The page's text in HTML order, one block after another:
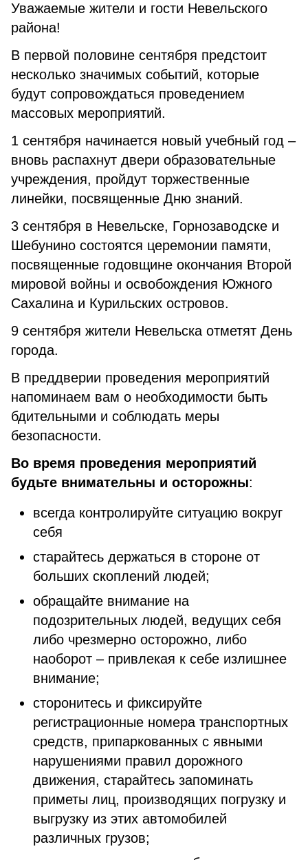
Уважаемые жители и гости Невельского
района!
В первой половине сентября предстоит
несколько значимых событий, которые
будут сопровождаться проведением
массовых мероприятий.
1 сентября начинается новый учебный год –
вновь распахнут двери образовательные
учреждения, пройдут торжественные
линейки, посвященные Дню знаний.
3 сентября в Невельске, Горнозаводске и
Шебунино состоятся церемонии памяти,
посвященные годовщине окончания Второй
мировой войны и освобождения Южного
Сахалина и Курильских островов.
9 сентября жители Невельска отметят День
города.
В преддверии проведения мероприятий
напоминаем вам о необходимости быть
бдительными и соблюдать меры
безопасности.
Во время проведения мероприятий
будьте внимательны и осторожны:
всегда контролируйте ситуацию вокруг
себя
старайтесь держаться в стороне от
больших скоплений людей;
обращайте внимание на
подозрительных людей, ведущих себя
либо чрезмерно осторожно, либо
наоборот – привлекая к себе излишнее
внимание;
сторонитесь и фиксируйте
регистрационные номера транспортных
средств, припаркованных с явными
нарушениями правил дорожного
движения, старайтесь запоминать
приметы лиц, производящих погрузку и
выгрузку из этих автомобилей
различных грузов;